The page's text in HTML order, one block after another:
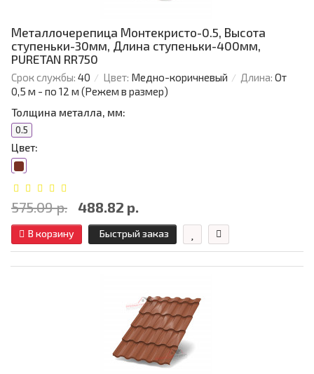
Металлочерепица Монтекристо-0.5, Высота
ступеньки-30мм, Длина ступеньки-400мм,
PURETAN RR750
Срок службы: 40 Цвет: Медно-коричневый Длина: От
0,5 м - по 12 м (Режем в размер)
Толщина металла, мм:
0.5
Цвет:
575.09 р. 488.82 р.
В корзину Быстрый заказ